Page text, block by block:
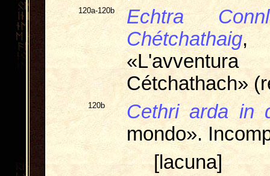
120a-120b
Echtra
Chétchathaig,
Cétchathach»
120b
Cethri arda in
mondo».
[lacuna]